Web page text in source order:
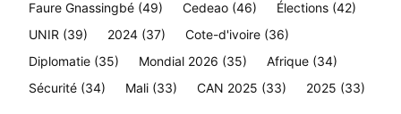
Faure Gnassingbé (49) Cedeao (46) Élections (42)
UNIR (39) 2024 (37) Cote-d'ivoire (36)
Diplomatie (35) Mondial 2026 (35) Afrique (34)
Sécurité (34) Mali (33) CAN 2025 (33) 2025 (33)